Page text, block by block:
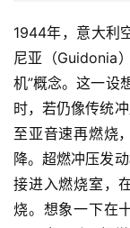
1944年，意大利
尼亚（Guidonia
机”概念。这一设
时，若仍像传统
至亚音速再燃烧
降。超燃冲压发
接进入燃烧室，
烧。想象一下在